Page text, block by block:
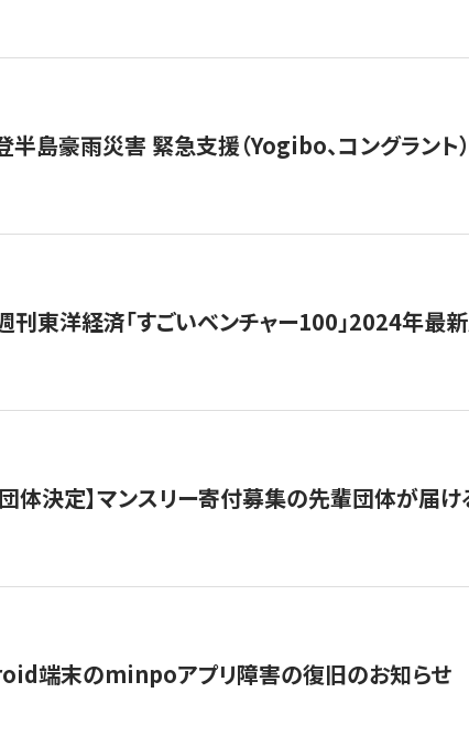
島豪雨災害 緊急支援（Yogibo、コングラント）
刊東洋経済「すごいベンチャー100」2024年最
体決定】マンスリー寄付募集の先輩団体が届
端末のminpoアプリ障害の復旧のお知らせ